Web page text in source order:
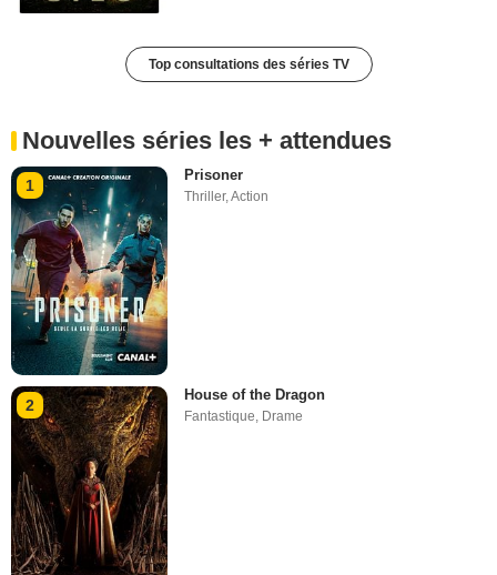
Top consultations des séries TV
Nouvelles séries les + attendues
1
Prisoner
Thriller,Action
2
House of the Dragon
Fantastique, Drame